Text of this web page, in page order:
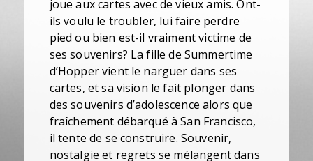
joue aux cartes avec de vieux amis. Ont-
ils voulu le troubler, lui faire perdre
pied ou bien est-il vraiment victime de
ses souvenirs? La fille de Summertime
d’Hopper vient le narguer dans ses
cartes, et sa vision le fait plonger dans
des souvenirs d’adolescence alors que
fraîchement débarqué à San Francisco,
il tente de se construire. Souvenir,
nostalgie et regrets se mélangent dans